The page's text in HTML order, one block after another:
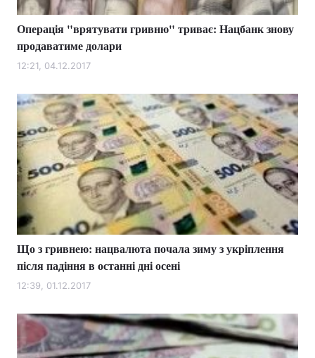
Операція "врятувати гривню" триває: Нацбанк знову
продаватиме долари
12:21, 04.12.2017
Що з гривнею: нацвалюта почала зиму з укріплення
після падіння в останні дні осені
12:39, 01.12.2017